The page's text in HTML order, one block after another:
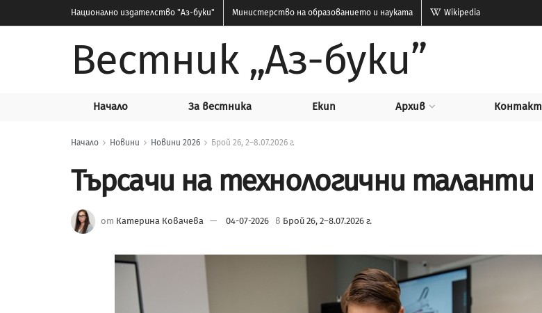
Национално издателство "Аз-буки" Министерство на образованието и науката Wikipedia
Вестник „Аз-буки”
Начало За вестника Екип Архив Контакт
Начало Новини Новини 2026 Брой 26, 2–8.07.2026 г.
Търсачи на технологични таланти
от Катерина Ковачева 04-07-2026 в Брой 26, 2–8.07.2026 г.